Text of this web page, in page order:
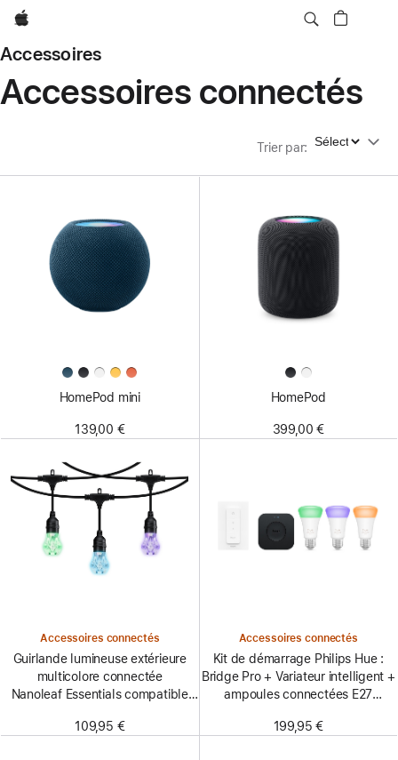
Apple
Accessoires
Accessoires connectés
Trier par: Trier par
HomePod mini
139,00 €
HomePod
399,00 €
Accessoires connectés
Guirlande lumineuse extérieure
multicolore connectée
Nanoleaf Essentials compatible
109,95 €
Accessoires connectés
Kit de démarrage Philips Hue :
Bridge Pro + Variateur intelligent +
ampoules connectées E27
199,95 €